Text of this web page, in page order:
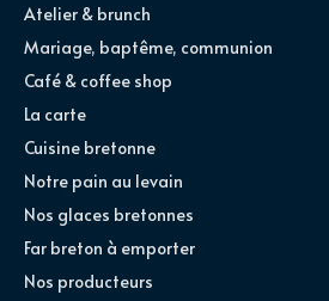
Atelier & brunch
Mariage, baptême, communion
Café & coffee shop
La carte
Cuisine bretonne
Notre pain au levain
Nos glaces bretonnes
Far breton à emporter
Nos producteurs